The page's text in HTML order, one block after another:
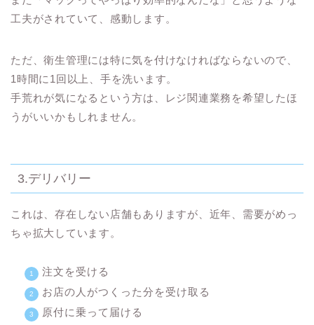
工夫がされていて、感動します。
ただ、衛生管理には特に気を付けなければならないので、
1時間に1回以上、手を洗います。
手荒れが気になるという方は、レジ関連業務を希望したほ
うがいいかもしれません。
3.デリバリー
これは、存在しない店舗もありますが、 近年、需要がめっ
ちゃ拡大しています。
注文を受ける
お店の人がつくった分を受け取る
原付に乗って届ける